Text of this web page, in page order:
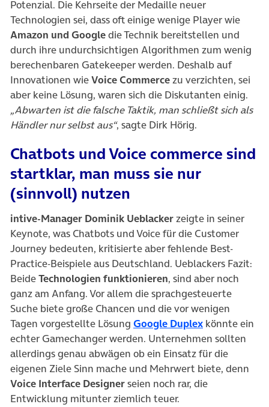
Potenzial. Die Kehrseite der Medaille neuer
Technologien sei, dass oft einige wenige Player wie
Amazon und Googledie Technik bereitstellen und
durch ihre undurchsichtigen Algorithmen zum wenig
berechenbaren Gatekeeper werden. Deshalb auf
Innovationen wieVoice Commercezu verzichten, sei
aber keine Lösung, waren sich die Diskutanten einig.
„Abwarten ist die falsche Taktik, man schließt sich als
Händler nur selbst aus“, sagte Dirk Hörig.
Chatbots und Voice commerce sind
startklar, man muss sie nur
(sinnvoll) nutzen
intive-Manager Dominik Ueblackerzeigte in seiner
Keynote, was Chatbots und Voice für die Customer
Journey bedeuten, kritisierte aber fehlende Best-
Practice-Beispiele aus Deutschland. Ueblackers Fazit:
BeideTechnologien funktionieren, sind aber noch
ganz am Anfang. Vor allem die sprachgesteuerte
Suche biete große Chancen und die vor wenigen
Tagen vorgestellte Lösung Google Duplex(öffnet in
könnte ein
echter Gamechanger werden. Unternehmen sollten
allerdings genau abwägen ob ein Einsatz für die
eigenen Ziele Sinn mache und Mehrwert biete, denn
Voice Interface Designerseien noch rar, die
Entwicklung mitunter ziemlich teuer.